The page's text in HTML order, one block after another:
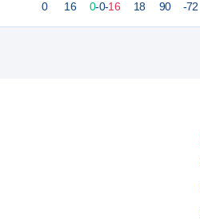
0 16 0-0-16 18 90 -72